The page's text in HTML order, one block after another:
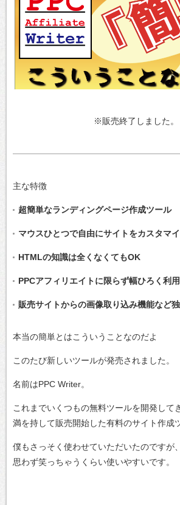
※販売終了しました。
主な特徴
超簡単なランディングページ作成ツール
マウスひとつで自由にサイトをカスタマ
HTMLの知識は全くなくてもOK
PPCアフィリエイトに限らず幅ひろく利
販売サイトからの画像取り込み機能など
本当の簡単とはこういうことなのだよ
このたび新しいツールが発売されました。
名前はPPC Writer。
これまでいくつもの無料ツールを開発して
満を持して販売開始した有料のサイト作成
僕もさっそく使わせていただいたのですが、
思わず笑っちゃうくらい使いやすいです。